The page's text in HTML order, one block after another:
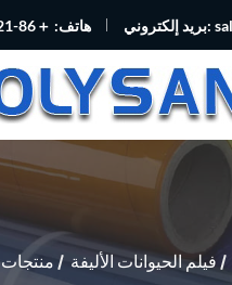
هاتف: ＋86-15858717321 بريد إلكتروني:
منتجات فيلم الحيوانات الأليفة